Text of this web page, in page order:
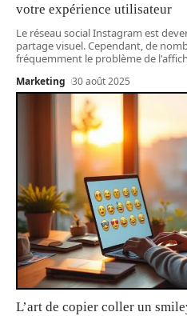
votre expérience utilisateur
Le réseau social Instagram est
partage visuel. Cependant, de
fréquemment le problème de
Marketing 30 août 2025
L’art de copier coller un